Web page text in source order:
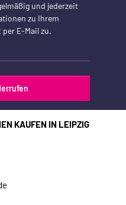
und jederzeit
zu Ihrem
E-Mail zu.
KAUFEN IN LEIPZIG